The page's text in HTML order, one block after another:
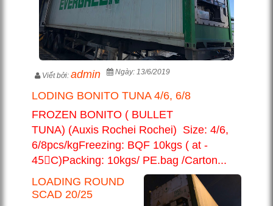
Viết bởi:admin Ngày: 13/6/2019
LODING BONITO TUNA 4/6, 6/8
FROZEN BONITO ( BULLET
TUNA) (Auxis Rochei Rochei) Size: 4/6,
6/8pcs/kgFreezing: BQF 10kgs ( at -
45〫C)Packing: 10kgs/ PE.bag /Carton...
LOADING ROUND
SCAD 20/25